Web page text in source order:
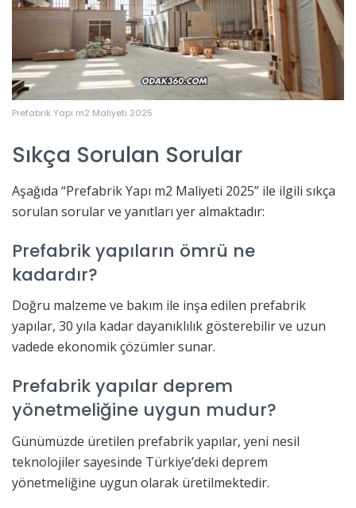
Prefabrik Yapı m2 Maliyeti 2025
Sıkça Sorulan Sorular
Aşağıda “Prefabrik Yapı m2 Maliyeti 2025” ile ilgili sıkça
sorulan sorular ve yanıtları yer almaktadır:
Prefabrik yapıların ömrü ne
kadardır?
Doğru malzeme ve bakım ile inşa edilen prefabrik
yapılar, 30 yıla kadar dayanıklılık gösterebilir ve uzun
vadede ekonomik çözümler sunar.
Prefabrik yapılar deprem
yönetmeliğine uygun mudur?
Günümüzde üretilen prefabrik yapılar, yeni nesil
teknolojiler sayesinde Türkiye’deki deprem
yönetmeliğine uygun olarak üretilmektedir.